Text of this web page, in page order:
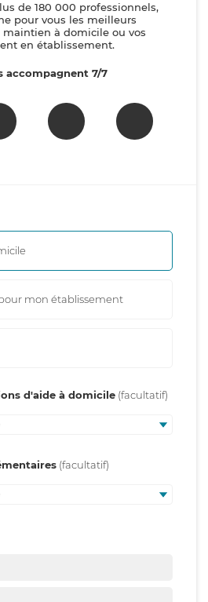
de 180 000 professionnels,
pour vous les meilleurs
à domicile ou vos
en établissement.
accompagnent 7/7
mon établissement
d'aide à domicile